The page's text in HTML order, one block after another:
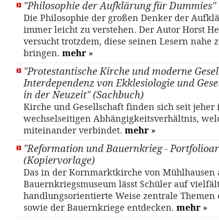
"Philosophie der Aufklärung für Dummies"
Die Philosophie der großen Denker der
immer leicht zu verstehen. Der Autor Horst
versucht trotzdem, diese seinen Lesern nahe
bringen. mehr »
"Protestantische Kirche und moderne
Interdependenz von Ekklesiologie und
in der Neuzeit" (Sachbuch)
Kirche und Gesellschaft finden sich seit jeher
wechselseitigen Abhängigkeitsverhältnis,
miteinander verbindet. mehr »
"Reformation und Bauernkrieg -
(Kopiervorlage)
Das in der Kornmarktkirche von Mühlhausen
Bauernkriegsmuseum lässt Schüler auf
handlungsorientierte Weise zentrale Themen
sowie der Bauernkriege entdecken. mehr »